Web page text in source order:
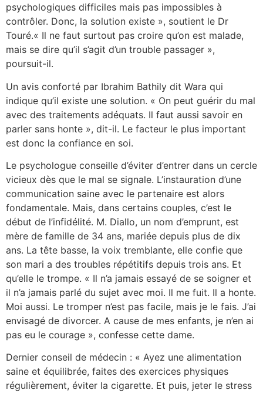
psychologiques difficiles mais pas impossibles à
contrôler. Donc, la solution existe », soutient le Dr
Touré.« Il ne faut surtout pas croire qu’on est malade,
mais se dire qu’il s’agit d’un trouble passager »,
poursuit-il.
Un avis conforté par Ibrahim Bathily dit Wara qui
indique qu’il existe une solution. « On peut guérir du mal
avec des traitements adéquats. Il faut aussi savoir en
parler sans honte », dit-il. Le facteur le plus important
est donc la confiance en soi.
Le psychologue conseille d’éviter d’entrer dans un cercle
vicieux dès que le mal se signale. L’instauration d’une
communication saine avec le partenaire est alors
fondamentale. Mais, dans certains couples, c’est le
début de l’infidélité. M. Diallo, un nom d’emprunt, est
mère de famille de 34 ans, mariée depuis plus de dix
ans. La tête basse, la voix tremblante, elle confie que
son mari a des troubles répétitifs depuis trois ans. Et
qu’elle le trompe. « Il n’a jamais essayé de se soigner et
il n’a jamais parlé du sujet avec moi. Il me fuit. Il a honte.
Moi aussi. Le tromper n’est pas facile, mais je le fais. J’ai
envisagé de divorcer. A cause de mes enfants, je n’en ai
pas eu le courage », confesse cette dame.
Dernier conseil de médecin : « Ayez une alimentation
saine et équilibrée, faites des exercices physiques
régulièrement, éviter la cigarette. Et puis, jeter le stress